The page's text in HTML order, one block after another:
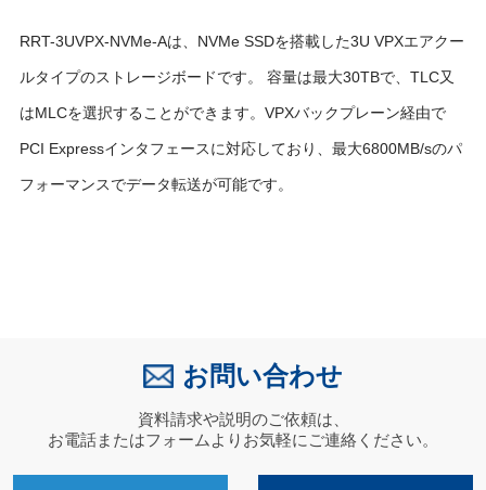
RRT-3UVPX-NVMe-Aは、NVMe SSDを搭載した3U VPXエアクー
ルタイプのストレージボードです。 容量は最大30TBで、TLC又
はMLCを選択することができます。VPXバックプレーン経由で
PCI Expressインタフェースに対応しており、最大6800MB/sのパ
フォーマンスでデータ転送が可能です。
お問い合わせ
資料請求や説明のご依頼は、
お電話またはフォームよりお気軽にご連絡ください。